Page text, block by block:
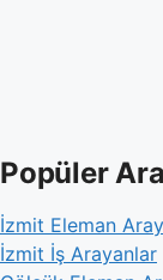
Popüler
İzmit Eleman
İzmit İş Arayanlar